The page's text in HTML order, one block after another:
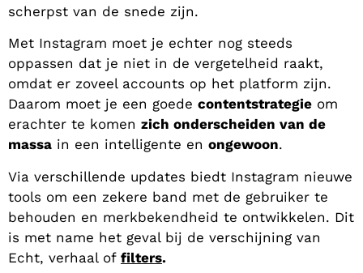
scherpst van de snede zijn.
Met Instagram moet je echter nog steeds
oppassen dat je niet in de vergetelheid raakt,
omdat er zoveel accounts op het platform zijn.
Daarom moet je een goede contentstrategie om
erachter te komen zich onderscheiden van de
massa in een intelligente en ongewoon.
Via verschillende updates biedt Instagram nieuwe
tools om een zekere band met de gebruiker te
behouden en merkbekendheid te ontwikkelen. Dit
is met name het geval bij de verschijning van
Echt, verhaal of filters.